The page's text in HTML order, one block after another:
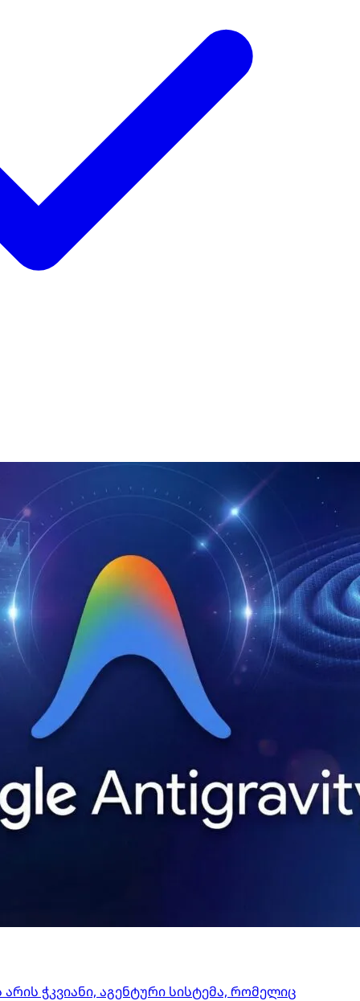
ჭკვიანი, აგენტური სისტემა, რომელიც